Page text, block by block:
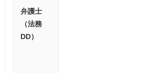
弁護士
（法務
DD）